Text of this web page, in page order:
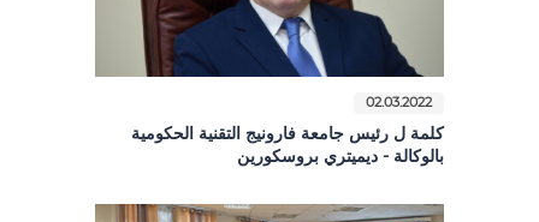
02.03.2022
كلمة ل رئيس جامعة فارونيج التقنية الحكومية
بالوكالة - ديميتري بروسكورين